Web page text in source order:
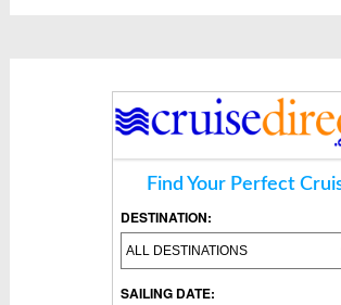
Find Your Perfect
DESTINATION:
SAILING DATE: